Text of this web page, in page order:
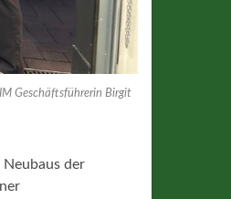
Geschäftsführerin Birgit
der